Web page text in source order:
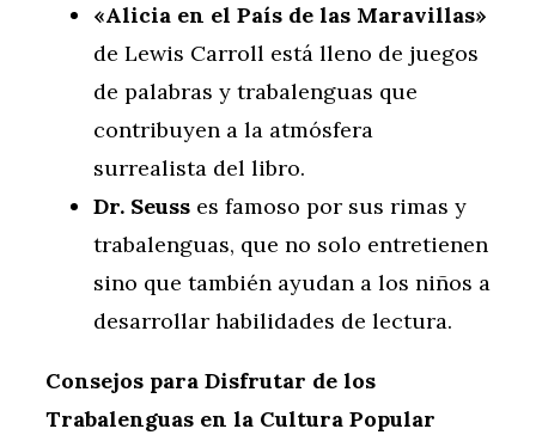
«Alicia en el País de las Maravillas»
de Lewis Carroll está lleno de juegos
de palabras y trabalenguas que
contribuyen a la atmósfera
surrealista del libro.
Dr. Seuss es famoso por sus rimas y
trabalenguas, que no solo entretienen
sino que también ayudan a los niños a
desarrollar habilidades de lectura.
Consejos para Disfrutar de los
Trabalenguas en la Cultura Popular